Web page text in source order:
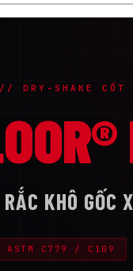
// DRY-SHAKE
KHÔ GỐC
ASTM C779 / C109